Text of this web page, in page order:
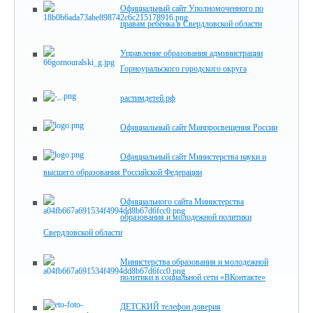
Официальный сайт Уполномоченного по
правам ребёнка в Свердловской области
Управление образования администрации
Горноуральского городского округа
растимдетей.рф
Официальный сайт Минпросвещения России
Официальный сайт Министерства науки и
высшего образования Российской Федерации
Официального сайта Министерства
образования и молодежной политики
Свердловской области
Министерства образования и молодежной
политики в социальной сети «ВКонтакте»
ДЕТСКИЙ телефон доверия